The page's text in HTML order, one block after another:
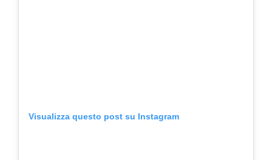
Visualizza questo post su Instagram